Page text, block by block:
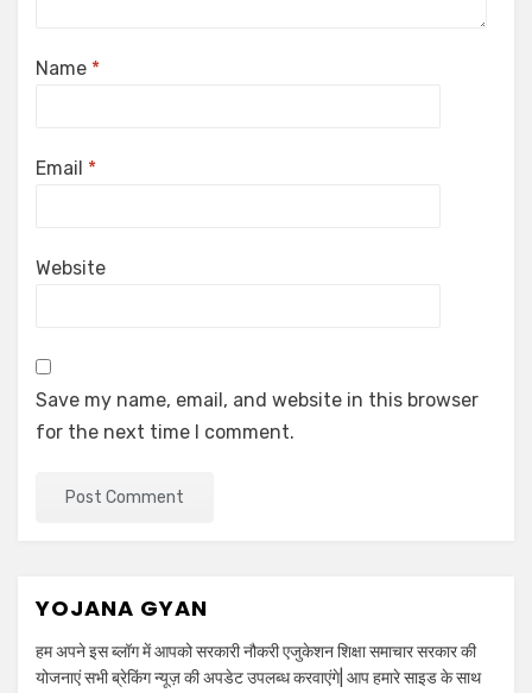
Name *
Email *
Website
Save my name, email, and website in this browser
for the next time I comment.
YOJANA GYAN
हम अपने इस ब्लॉग में आपको सरकारी नौकरी एजुकेशन शिक्षा समाचार सरकार की
योजनाएं सभी ब्रेकिंग न्यूज़ की अपडेट उपलब्ध करवाएंगे| आप हमारे साइड के साथ